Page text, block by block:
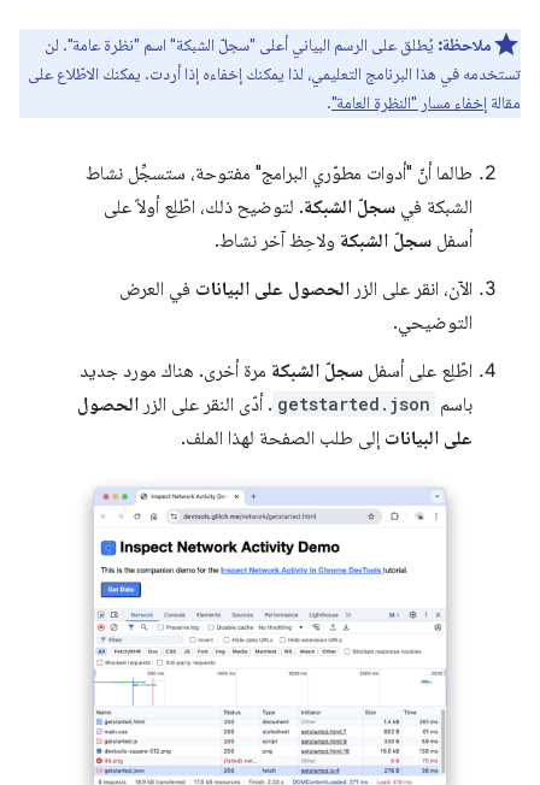
ملاحظة: يُطلق على الرسم البياني أعلى "سجلّ الشبكة" اسم "نظرة عامة". لن
تستخدمه في هذا البرنامج التعليمي، لذا يمكنك إخفاءه إذا أردت. يمكنك الاطّلاع على
مقالة إخفاء مسار "النظرة العامة".
طالما أنّ "أدوات مطوّري البرامج" مفتوحة، ستسجِّل نشاط
الشبكة في سجلّ الشبكة. لتوضيح ذلك، اطّلِع أولاً على
أسفل سجلّ الشبكة ولاحِظ آخر نشاط.
الآن، انقر على الزر الحصول على البيانات في العرض
التوضيحي.
اطّلِع على أسفل سجلّ الشبكة مرة أخرى. هناك مورد جديد
باسم getstarted.json . أدّى النقر على الزر الحصول
على البيانات إلى طلب الصفحة لهذا الملف.